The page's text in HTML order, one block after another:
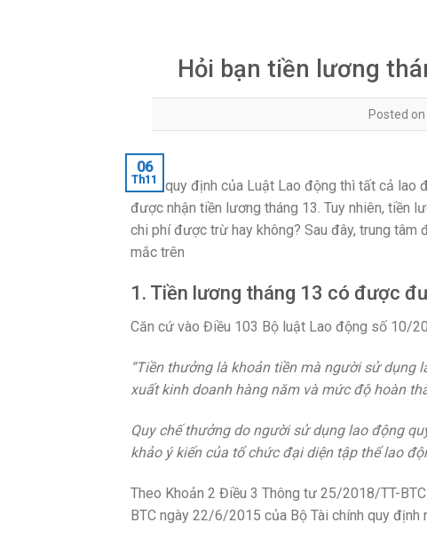
Hỏi bạn tiền lương
Posted
06
Th11
Theo quy định của Luật Lao động thì tất cả
được nhận tiền lương tháng 13. Tuy nhiên, tiền
chi phí được trừ hay không? Sau đây, trung
mắc trên
1. Tiền lương tháng 13 có được
Căn cứ vào Điều 103 Bộ luật Lao động số 10/
“Tiền thưởng là khoản tiền mà người sử
xuất kinh doanh hàng năm và mức độ hoàn
Quy chế thưởng do người sử dụng lao động
khảo ý kiến của tổ chức đại diện tập thể lao
Theo Khoản 2 Điều 3 Thông tư 25/2018/TT-
BTC ngày 22/6/2015 của Bộ Tài chính quy định